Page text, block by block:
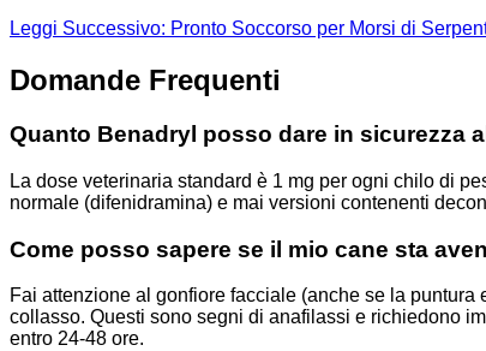
Leggi Successivo: Pronto Soccorso per Morsi di
Domande Frequenti
Quanto Benadryl posso dare in sicurezza
La dose veterinaria standard è 1 mg per ogni chilo di
normale (difenidramina) e mai versioni contenenti
Come posso sapere se il mio cane sta
Fai attenzione al gonfiore facciale (anche se la
collasso. Questi sono segni di anafilassi e richiedono
entro 24-48 ore.